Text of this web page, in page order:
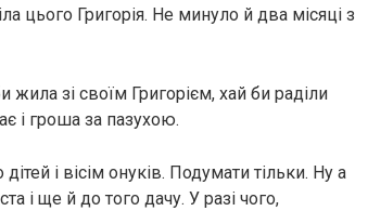
цього Григорія. Не минуло й два місяці з
зі своїм Григорієм, хай би раділи
і гроша за пазухою.
і вісім онуків. Подумати тільки. Ну а
і ще й до того дачу. У разі чого,